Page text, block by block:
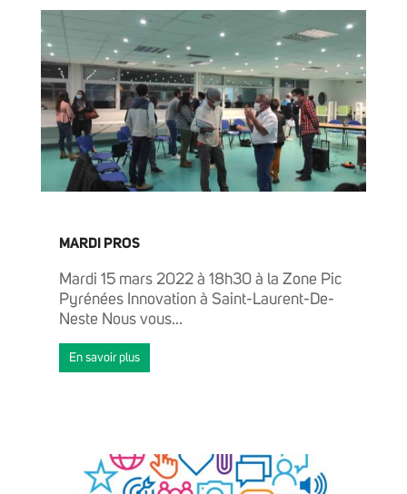
ENTREPRENDRE ET TRAVAILLER
MARDI PROS
Mardi 15 mars 2022 à 18h30 à la Zone Pic
Pyrénées Innovation à Saint-Laurent-De-
Neste Nous vous...
En savoir plus
ENTREPRENDRE ET TRAVAILLER